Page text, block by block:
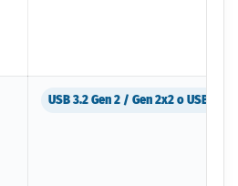
USB 3.2 Gen 2 / Gen 2x2 o USB4